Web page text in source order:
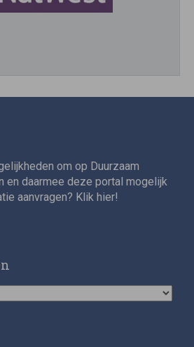
om op Duurzaam
en daarmee deze portal mogelijk
aanvragen? Klik hier!